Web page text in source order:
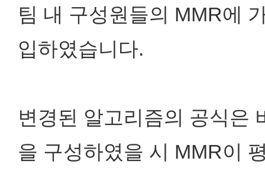
팀 내 구성원들의 MMR에
입하였습니다.
변경된 알고리즘의 공식은
을 구성하였을 시 MMR이